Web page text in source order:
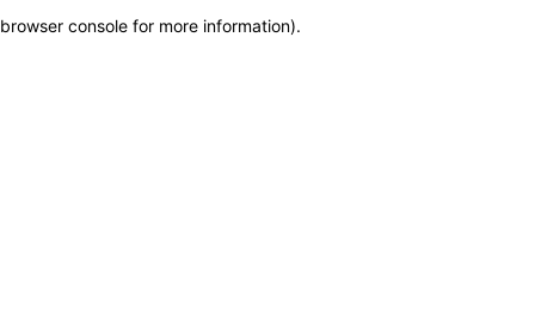
browser console for more information).